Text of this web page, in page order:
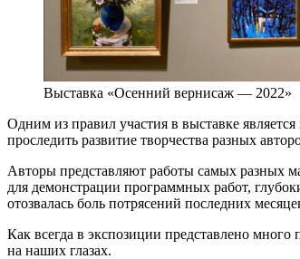
Выставка «Осенний вернисаж — 2022»
Одним из правил участия в выставке
проследить развитие творчества разных
Авторы представляют работы самых разных
для демонстрации программных работ,
отозвалась боль потрясений последних
Как всегда в экспозиции представлено
на наших глазах.